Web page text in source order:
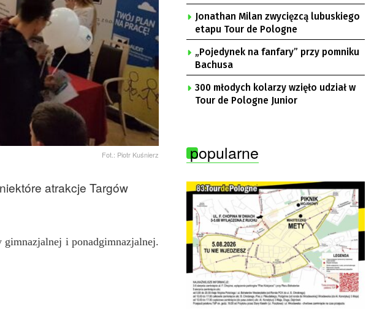
Fot.: Piotr Kuśnierz
atrakcje Targów
gimnazjalnej i ponadgimnazjalnej.
Jonathan Milan zwycięzcą lubuskiego
etapu Tour de Pologne
„Pojedynek na fanfary” przy pomniku
Bachusa
300 młodych kolarzy wzięło udział w
Tour de Pologne Junior
popularne